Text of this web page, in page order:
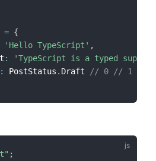
= {
'Hello TypeScript' ,
:
'TypeScript is a typed
: PostStatus . Draft
// 0 // 1 // 2
;